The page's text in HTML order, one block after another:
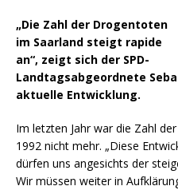
„Die Zahl der Drogentoten
im Saarland steigt rapide
an“, zeigt sich der SPD-
Landtagsabgeordnete
aktuelle Entwicklung.
Im letzten Jahr war die Zahl
1992 nicht mehr. „Diese
dürfen uns angesichts der
Wir müssen weiter in